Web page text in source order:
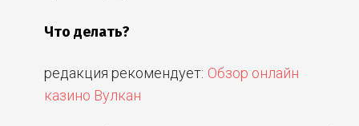
Что делать?
редакция рекомендует: Обзор онлайн
казино Вулкан